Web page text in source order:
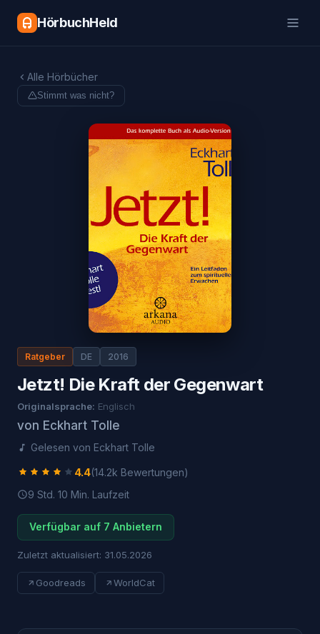
HörbuchHeld
Alle Hörbücher
Stimmt was nicht?
Ratgeber DE 2016
Jetzt! Die Kraft der Gegenwart
Originalsprache: Englisch
von Eckhart Tolle
Gelesen von Eckhart Tolle
4.4(14.2k Bewertungen)
9 Std. 10 Min. Laufzeit
Verfügbar auf 7 Anbietern
Zuletzt aktualisiert: 31.05.2026
Goodreads WorldCat